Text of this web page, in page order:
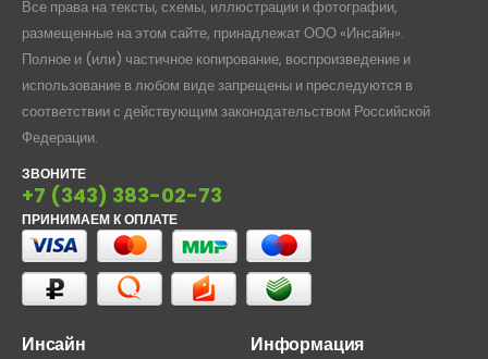
Все права на тексты, схемы, иллюстрации и фотографии,
размещенные на этом сайте, принадлежат ООО «Инсайн».
Полное и (или) частичное копирование, воспроизведение и
использование в любом виде запрещены и преследуются в
соответствии с действующим законодательством Российской
Федерации.
ЗВОНИТЕ
+7 (343) 383-02-73
ПРИНИМАЕМ К ОПЛАТЕ
Инсайн Информация